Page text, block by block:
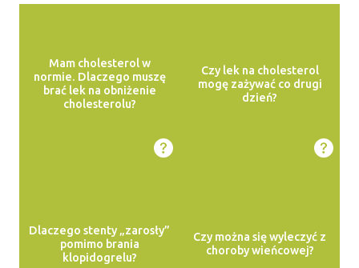
Mam cholesterol w
normie. Dlaczego muszę
brać lek na obniżenie
cholesterolu?
Czy lek na cholesterol
mogę zażywać co drugi
dzień?
Dlaczego stenty „zarosły”
pomimo brania
klopidogrelu?
Czy można się wyleczyć z
choroby wieńcowej?